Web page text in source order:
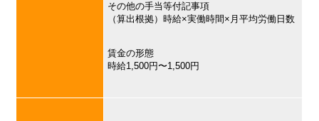
その他の手当等付記事項
（算出根拠）時給×実働時間×月平均労働日数
賃金の形態
時給1,500円〜1,500円